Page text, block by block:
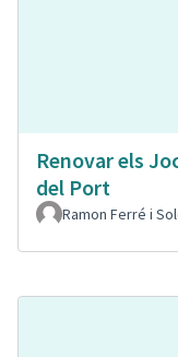
Renovar els
del Port
Ramon Ferré i